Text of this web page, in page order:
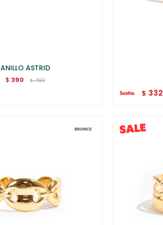
ANILLO ASTRID
$ 390 $ 490
$ 332